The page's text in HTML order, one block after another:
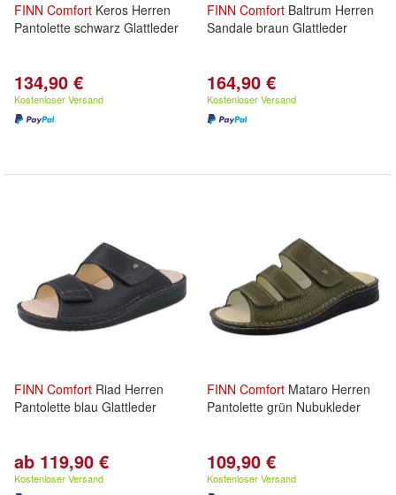
FINN Comfort Keros Herren
Pantolette schwarz Glattleder
134,90 €
Kostenloser Versand
FINN Comfort Baltrum Herren
Sandale braun Glattleder
164,90 €
Kostenloser Versand
FINN Comfort Riad Herren
Pantolette blau Glattleder
ab 119,90 €
Kostenloser Versand
FINN Comfort Mataro Herren
Pantolette grün Nubukleder
109,90 €
Kostenloser Versand